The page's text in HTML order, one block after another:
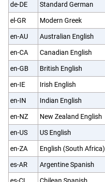
de-DE Standard German
el-GR Modern Greek
en-AU Australian English
en-CA Canadian English
en-GB British English
en-IE Irish English
en-IN Indian English
en-NZ New Zealand English
en-US US English
en-ZA English (South Africa)
es-AR Argentine Spanish